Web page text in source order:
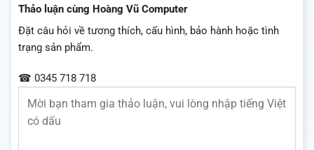
Thảo luận cùng Hoàng Vũ Computer
Đặt câu hỏi về tương thích, cấu hình, bảo hành hoặc tình
trạng sản phẩm.
☎ 0345 718 718